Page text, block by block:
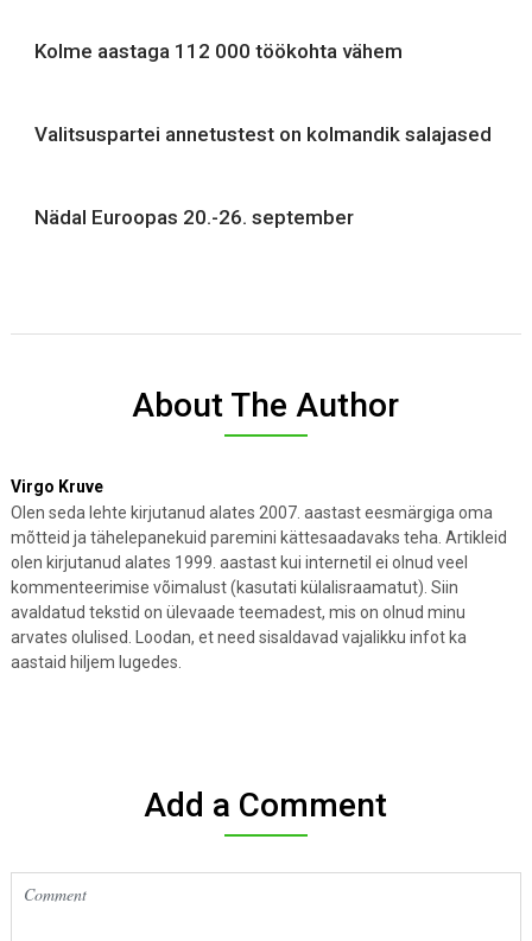
Kolme aastaga 112 000 töökohta vähem
Valitsuspartei annetustest on kolmandik salajased
Nädal Euroopas 20.-26. september
About The Author
Virgo Kruve
Olen seda lehte kirjutanud alates 2007. aastast eesmärgiga oma
mõtteid ja tähelepanekuid paremini kättesaadavaks teha. Artikleid
olen kirjutanud alates 1999. aastast kui internetil ei olnud veel
kommenteerimise võimalust (kasutati külalisraamatut). Siin
avaldatud tekstid on ülevaade teemadest, mis on olnud minu
arvates olulised. Loodan, et need sisaldavad vajalikku infot ka
aastaid hiljem lugedes.
Add a Comment